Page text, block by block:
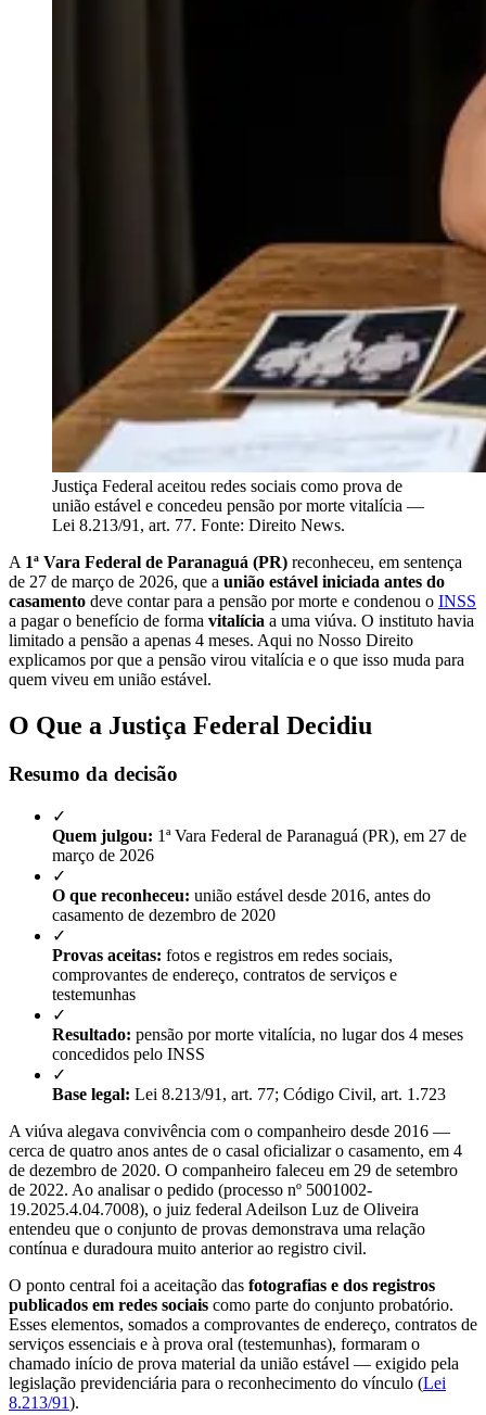
Justiça Federal aceitou redes sociais como prova de
união estável e concedeu pensão por morte vitalícia —
Lei 8.213/91, art. 77. Fonte: Direito News.
A 1ª Vara Federal de Paranaguá (PR) reconheceu, em sentença
de 27 de março de 2026, que a união estável iniciada antes do
casamento deve contar para a pensão por morte e condenou o INSS
a pagar o benefício de forma vitalícia a uma viúva. O instituto havia
limitado a pensão a apenas 4 meses. Aqui no Nosso Direito
explicamos por que a pensão virou vitalícia e o que isso muda para
quem viveu em união estável.
O Que a Justiça Federal Decidiu
Resumo da decisão
✓
Quem julgou: 1ª Vara Federal de Paranaguá (PR), em 27 de
março de 2026
✓
O que reconheceu: união estável desde 2016, antes do
casamento de dezembro de 2020
✓
Provas aceitas: fotos e registros em redes sociais,
comprovantes de endereço, contratos de serviços e
testemunhas
✓
Resultado: pensão por morte vitalícia, no lugar dos 4 meses
concedidos pelo INSS
✓
Base legal: Lei 8.213/91, art. 77; Código Civil, art. 1.723
A viúva alegava convivência com o companheiro desde 2016 —
cerca de quatro anos antes de o casal oficializar o casamento, em 4
de dezembro de 2020. O companheiro faleceu em 29 de setembro
de 2022. Ao analisar o pedido (processo nº 5001002-
19.2025.4.04.7008), o juiz federal Adeilson Luz de Oliveira
entendeu que o conjunto de provas demonstrava uma relação
contínua e duradoura muito anterior ao registro civil.
O ponto central foi a aceitação das fotografias e dos registros
publicados em redes sociais como parte do conjunto probatório.
Esses elementos, somados a comprovantes de endereço, contratos de
serviços essenciais e à prova oral (testemunhas), formaram o
chamado início de prova material da união estável — exigido pela
legislação previdenciária para o reconhecimento do vínculo (Lei
8.213/91).